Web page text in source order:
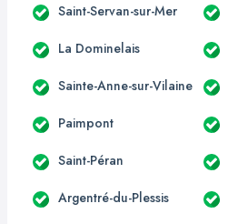
Saint-Servan-sur-Mer
La Dominelais
Sainte-Anne-sur-Vilaine
Paimpont
Saint-Péran
Argentré-du-Plessis